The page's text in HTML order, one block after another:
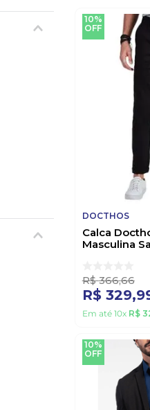
10%
OFF
DOCTHOS
Calca
Masculina
R$ 366,66
R$ 329,
Em até 10x R$
10%
OFF